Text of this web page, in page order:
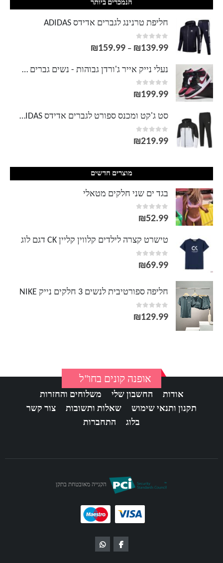
הנמכרים ביותר
חליפת טרנינג לגברים אדידס ADIDAS
0
out of 5
₪139.99
–
₪159.99
נעלי נייק אייר ג'ורדן גבוהות - נשים גברים NIKE AIR JORDAN
0
out of 5
₪199.99
סט ג'קט ומכנס ספורט לגברים אדידס ADIDAS
0
out of 5
₪219.99
מוצרים חדשים
בגד ים שני חלקים מטאלי
0
out of 5
₪52.99
טישרט קצרה לילדים קלווין קליין CK דגם לוג
0
out of 5
₪69.99
חליפה ספורטיבית לנשים 3 חלקים נייק NIKE
0
out of 5
₪129.99
אופנה קונים בחו"ל
אודות החשבון שלי
משלוחים והחזרות
תקנון ותנאי שימוש
שאלות ותשובות
צור קשר
בלוג
התחברות
הקנייה מאובטחת בתקן